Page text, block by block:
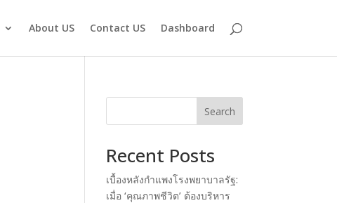
About US Contact US Dashboard
Search
Recent Posts
เบื้องหลังกำแพงโรงพยาบาลรัฐ:
เมื่อ ‘คุณภาพชีวิต’ ต้องบริหาร